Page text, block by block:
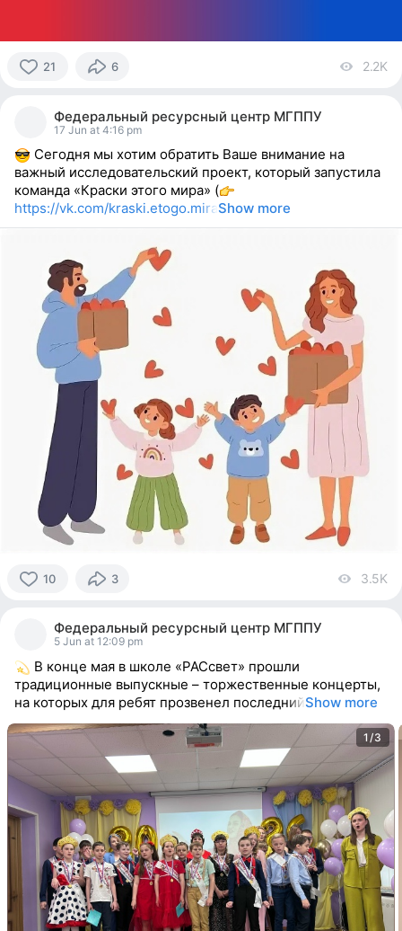
21 6 2.2K
Федеральный ресурсный центр МГППУ
17 Jun at 4:16 pm
Сегодня мы хотим обратить Ваше внимание на
важный исследовательский проект, который запустила
команда «Краски этого мира» (
https://vk.com/kraski.etogo.miraShow more
10 3 3.5K
Федеральный ресурсный центр МГППУ
5 Jun at 12:09 pm
В конце мая в школе «РАСсвет» прошли
традиционные выпускные – торжественные концерты,
на которых для ребят прозвенел последнийShow more
1/3